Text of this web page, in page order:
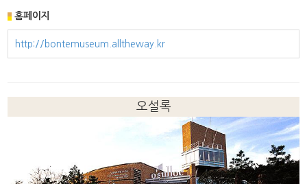
홈페이지
http://bontemuseum.alltheway.kr
오설록